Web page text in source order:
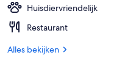
Huisdiervriendelijk
Restaurant
Alles bekijken